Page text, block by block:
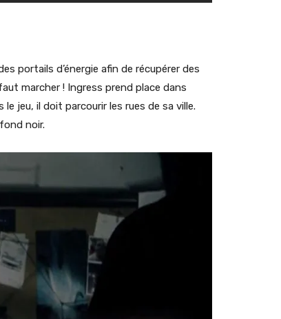
portails d’énergie afin de récupérer des
marcher ! Ingress prend place dans
jeu, il doit parcourir les rues de sa ville.
noir.